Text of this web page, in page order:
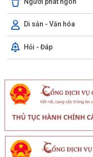
Di sản - Văn hóa
Hỏi - Đáp